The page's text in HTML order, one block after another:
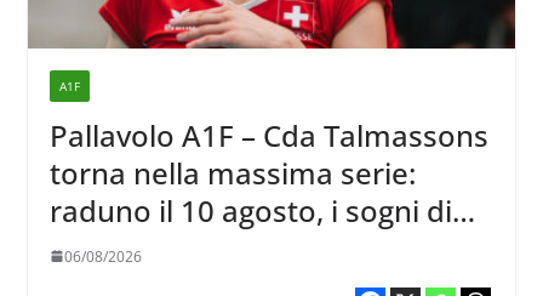
A1F
Pallavolo A1F – Cda Talmassons
torna nella massima serie:
raduno il 10 agosto, i sogni di
salvezza di Julie Lengweiler,
06/08/2026